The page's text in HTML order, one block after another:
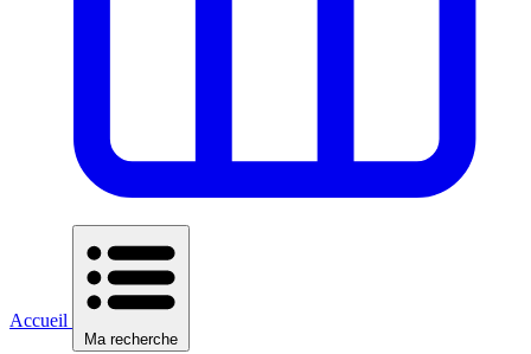
Accueil
Ma recherche